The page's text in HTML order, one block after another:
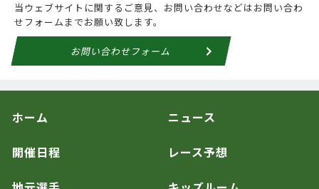
当ウェブサイトに関するご意見、お問い合わせなどはお問い合わ
せフォームまでお願い致します。
お問い合わせフォーム
ホーム ニュース
開催日程 レース予想